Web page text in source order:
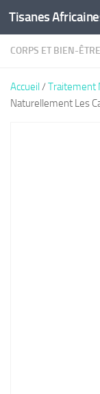
Au dessous du
Tisanes
CORPS ET BIEN-ÊTRE
Accueil/Traitement
Naturellement Les